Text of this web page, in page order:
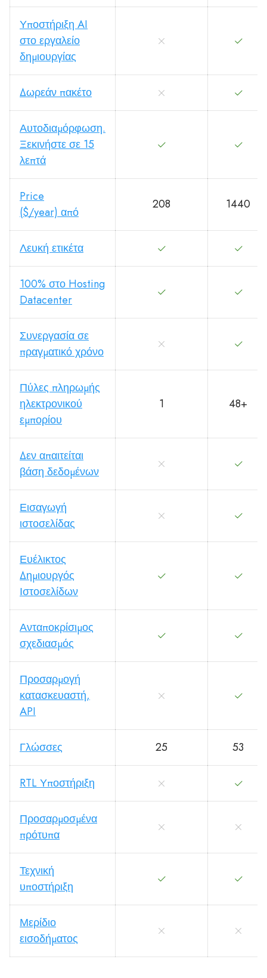
Υποστήριξη AI
στο εργαλείο
δημιουργίας
Δωρεάν πακέτο
Αυτοδιαμόρφωση.
Ξεκινήστε σε 15
λεπτά
Price
($/year) από
208 1440
Λευκή ετικέτα
100% στο Hosting
Datacenter
Συνεργασία σε
πραγματικό χρόνο
Πύλες πληρωμής
ηλεκτρονικού
εμπορίου
1 48+
Δεν απαιτείται
βάση δεδομένων
Εισαγωγή
ιστοσελίδας
Ευέλικτος
Δημιουργός
Ιστοσελίδων
Ανταποκρίσιμος
σχεδιασμός
Προσαρμογή
κατασκευαστή,
API
Γλώσσες 25 53
RTL Υποστήριξη
Προσαρμοσμένα
πρότυπα
Τεχνική
υποστήριξη
Μερίδιο
εισοδήματος